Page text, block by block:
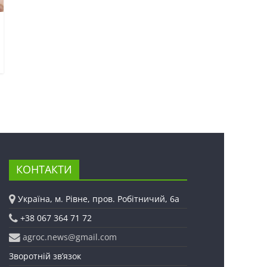
КОНТАКТИ
Україна, м. Рівне, пров. Робітничий, 6а
+38 067 364 71 72
agroc.news@gmail.com
Зворотній зв’язок